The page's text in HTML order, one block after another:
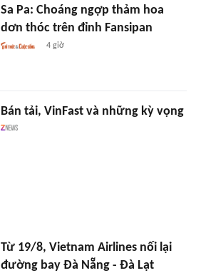
Sa Pa: Choáng ngợp thảm hoa
dơn thóc trên đỉnh Fansipan
4 giờ
Bán tải, VinFast và những kỳ vọng
Từ 19/8, Vietnam Airlines nối lại
đường bay Đà Nẵng - Đà Lạt